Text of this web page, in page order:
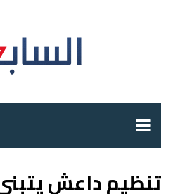
تنظيم داعش